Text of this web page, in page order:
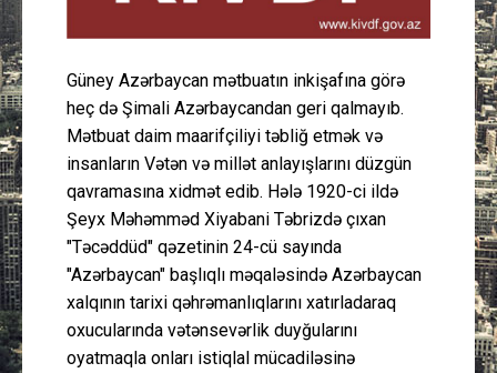
İdman
Layihə
Gündəm
Cəmiyyət
Peşə etikası
Güney Azərbaycan mətbuatın inkişafına görə
heç də Şimali Azərbaycandan geri qalmayıb.
Mətbuat daim maarifçiliyi təbliğ etmək və
insanların Vətən və millət anlayışlarını düzgün
qavramasına xidmət edib. Hələ 1920-ci ildə
Şeyx Məhəmməd Xiyabani Təbrizdə çıxan
"Təcəddüd" qəzetinin 24-cü sayında
"Azərbaycan" başlıqlı məqaləsində Azərbaycan
xalqının tarixi qəhrəmanlıqlarını xatırladaraq
oxucularında vətənsevərlik duyğularını
oyatmaqla onları istiqlal mücadiləsinə